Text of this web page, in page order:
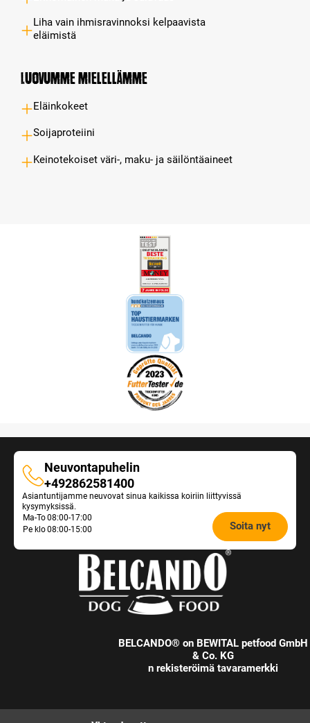
Liha vain ihmisravinnoksi kelpaavista
eläimistä
Luovumme mielellämme
Eläinkokeet
Soijaproteiini
Keinotekoiset väri-, maku- ja säilöntäaineet
Neuvontapuhelin
Neuvontapuhelin
+492862581400
Asiantuntijamme neuvovat sinua kaikissa koiriin liittyvissä
kysymyksissä.
Opening
Ma-To08:00-17:00
Pe klo08:00-15:00 Soita nyt
BELCANDO® on BEWITAL petfood GmbH
& Co. KG
n rekisteröimä tavaramerkki